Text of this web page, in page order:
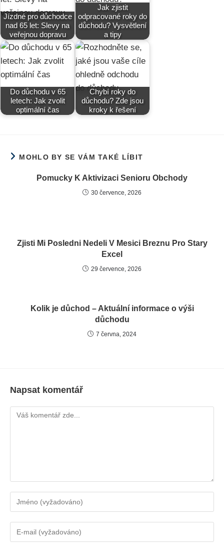
Jízdné pro důchodce
nad 65 let: Slevy na
veřejnou dopravu
Jak zjistit
odpracované roky do
důchodu? Vysvětlení
a tipy
Do důchodu v 65
letech: Jak zvolit
optimální čas
Chybí roky do
důchodu? Zde jsou
kroky k řešení
MOHLO BY SE VÁM TAKÉ LÍBIT
Pomucky K Aktivizaci Senioru Obchody
30 července, 2026
Zjisti Mi Posledni Nedeli V Mesici Breznu Pro Stary
Excel
29 července, 2026
Kolik je důchod – Aktuální informace o výši
důchodu
7 června, 2024
Napsat komentář